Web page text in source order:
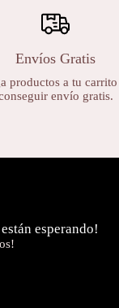
Envíos Gratis
productos a tu carrito
envío gratis.
esperando!